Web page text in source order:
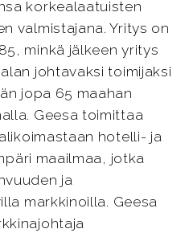
korkealaatuisten
valmistajana. Yritys on
minkä jälkeen yritys
johtavaksi toimijaksi
jopa 65 maahan
Geesa toimittaa
hotelli- ja
maailmaa, jotka
ja
markkinoilla. Geesa